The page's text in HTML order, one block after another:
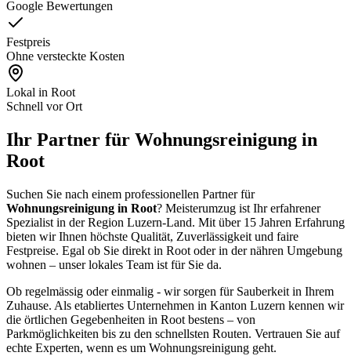
Google Bewertungen
Festpreis
Ohne versteckte Kosten
Lokal in Root
Schnell vor Ort
Ihr Partner für Wohnungsreinigung in
Root
Suchen Sie nach einem professionellen Partner für
Wohnungsreinigung in Root? Meisterumzug ist Ihr erfahrener
Spezialist in der Region Luzern-Land. Mit über 15 Jahren Erfahrung
bieten wir Ihnen höchste Qualität, Zuverlässigkeit und faire
Festpreise. Egal ob Sie direkt in Root oder in der nähren Umgebung
wohnen – unser lokales Team ist für Sie da.
Ob regelmässig oder einmalig - wir sorgen für Sauberkeit in Ihrem
Zuhause. Als etabliertes Unternehmen in Kanton Luzern kennen wir
die örtlichen Gegebenheiten in Root bestens – von
Parkmöglichkeiten bis zu den schnellsten Routen. Vertrauen Sie auf
echte Experten, wenn es um Wohnungsreinigung geht.